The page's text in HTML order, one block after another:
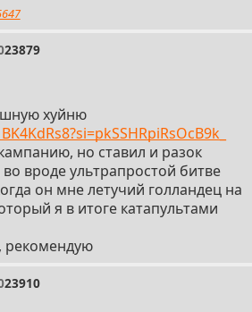
23879
хуйню
но ставил и разок
вроде ультрапростой битве
он мне летучий голландец на
я в итоге катапультами
рекомендую
23910